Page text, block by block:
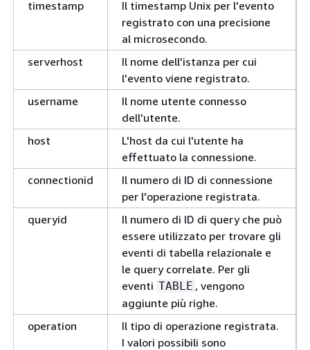
timestamp
Il timestamp Unix per l'evento
registrato con una precisione
al microsecondo.
serverhost
Il nome dell'istanza per cui
l'evento viene registrato.
username
Il nome utente connesso
dell'utente.
host
L'host da cui l'utente ha
effettuato la connessione.
connectionid
Il numero di ID di connessione
per l'operazione registrata.
queryid
Il numero di ID di query che può
essere utilizzato per trovare gli
eventi di tabella relazionale e
le query correlate. Per gli
eventi TABLE , vengono
aggiunte più righe.
operation
Il tipo di operazione registrata.
I valori possibili sono